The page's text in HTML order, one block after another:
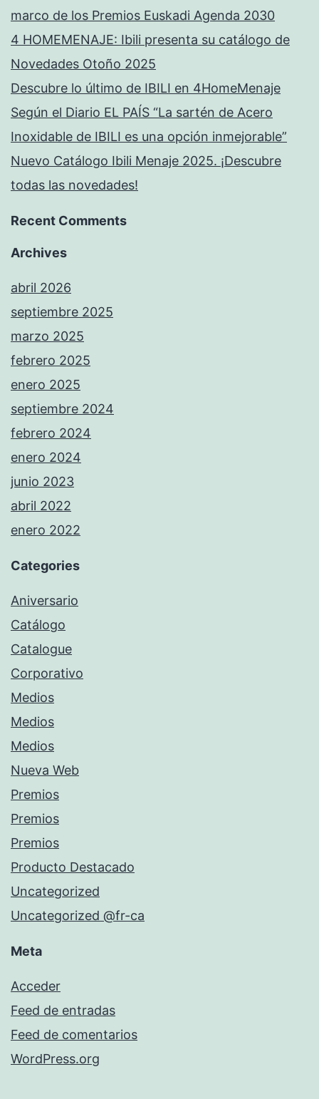
marco de los Premios Euskadi Agenda 2030
4 HOMEMENAJE: Ibili presenta su catálogo de
Novedades Otoño 2025
Descubre lo último de IBILI en 4HomeMenaje
Según el Diario EL PAÍS “La sartén de Acero
Inoxidable de IBILI es una opción inmejorable”
Nuevo Catálogo Ibili Menaje 2025. ¡Descubre
todas las novedades!
Recent Comments
Archives
abril 2026
septiembre 2025
marzo 2025
febrero 2025
enero 2025
septiembre 2024
febrero 2024
enero 2024
junio 2023
abril 2022
enero 2022
Categories
Aniversario
Catálogo
Catalogue
Corporativo
Medios
Medios
Medios
Nueva Web
Premios
Premios
Premios
Producto Destacado
Uncategorized
Uncategorized @fr-ca
Meta
Acceder
Feed de entradas
Feed de comentarios
WordPress.org